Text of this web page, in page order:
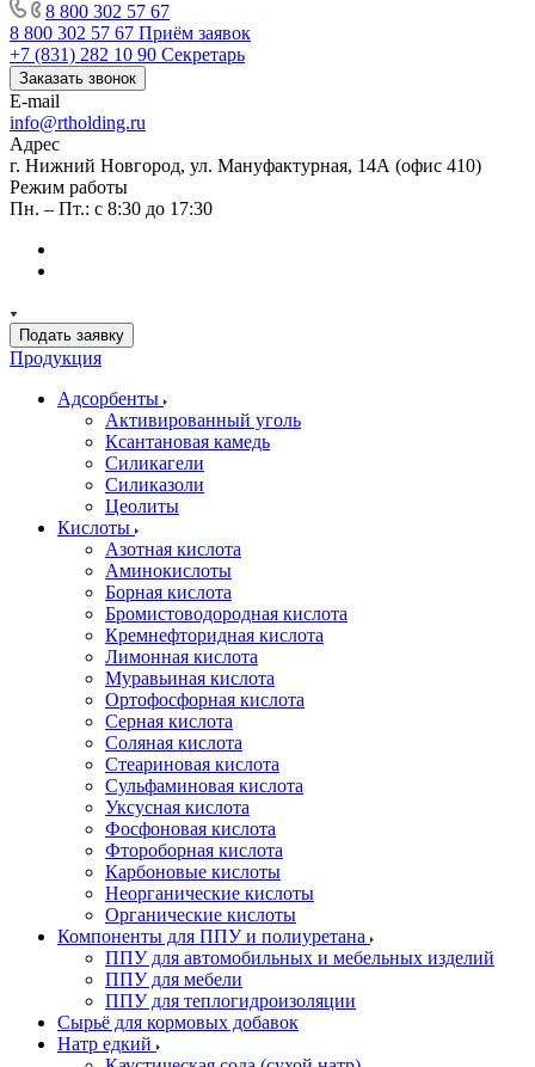
8 800 302 57 67
8 800 302 57 67 Приём заявок
+7 (831) 282 10 90 Секретарь
Заказать звонок
E-mail
info@rtholding.ru
Адрес
г. Нижний Новгород, ул. Мануфактурная, 14А (офис 410)
Режим работы
Пн. – Пт.: с 8:30 до 17:30
Подать заявку
Продукция
Адсорбенты
Активированный уголь
Ксантановая камедь
Силикагели
Силиказоли
Цеолиты
Кислоты
Азотная кислота
Аминокислоты
Борная кислота
Бромистоводородная кислота
Кремнефторидная кислота
Лимонная кислота
Муравьиная кислота
Ортофосфорная кислота
Серная кислота
Соляная кислота
Стеариновая кислота
Сульфаминовая кислота
Уксусная кислота
Фосфоновая кислота
Фтороборная кислота
Карбоновые кислоты
Неорганические кислоты
Органические кислоты
Компоненты для ППУ и полиуретана
ППУ для автомобильных и мебельных изделий
ППУ для мебели
ППУ для теплогидроизоляции
Сырьё для кормовых добавок
Натр едкий